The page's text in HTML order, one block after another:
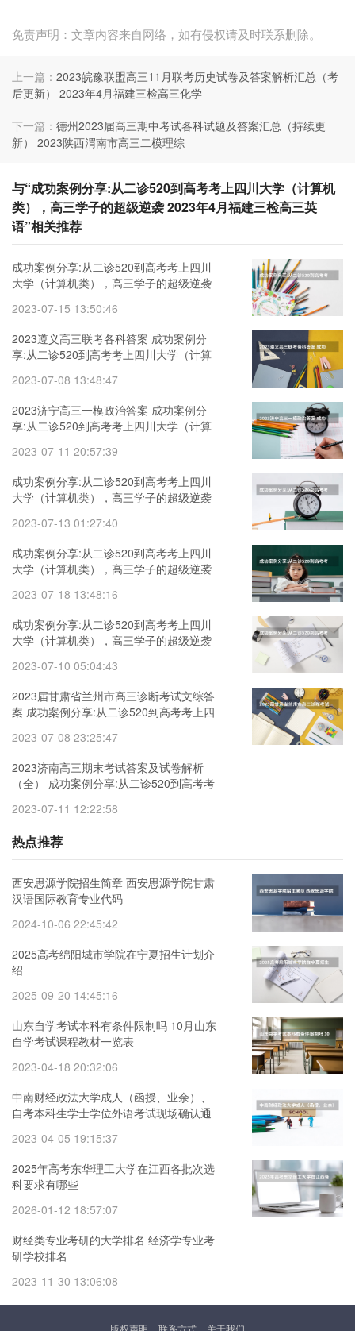
免责声明：文章内容来自网络，如有侵权请及时联系删除。
上一篇： 2023皖豫联盟高三11月联考历史试卷及答案解析汇总（考
后更新） 2023年4月福建三检高三化学
下一篇： 德州2023届高三期中考试各科试题及答案汇总（持续更
新） 2023陕西渭南市高三二模理综
与“成功案例分享:从二诊520到高考考上四川大学（计算机
类），高三学子的超级逆袭 2023年4月福建三检高三英
语”相关推荐
成功案例分享:从二诊520到高考考上四川
大学（计算机类），高三学子的超级逆袭
2023-07-15 13:50:46
2023遵义高三联考各科答案 成功案例分
享:从二诊520到高考考上四川大学（计算
2023-07-08 13:48:47
2023济宁高三一模政治答案 成功案例分
享:从二诊520到高考考上四川大学（计算
2023-07-11 20:57:39
成功案例分享:从二诊520到高考考上四川
大学（计算机类），高三学子的超级逆袭
2023-07-13 01:27:40
成功案例分享:从二诊520到高考考上四川
大学（计算机类），高三学子的超级逆袭
2023-07-18 13:48:16
成功案例分享:从二诊520到高考考上四川
大学（计算机类），高三学子的超级逆袭
物理试题
2023-07-10 05:04:43
2023届甘肃省兰州市高三诊断考试文综答
案 成功案例分享:从二诊520到高考考上四
袭
2023-07-08 23:25:47
2023济南高三期末考试答案及试卷解析
（全） 成功案例分享:从二诊520到高考考
级逆袭
2023-07-11 12:22:58
热点推荐
西安思源学院招生简章 西安思源学院甘肃
汉语国际教育专业代码
2024-10-06 22:45:42
2025高考绵阳城市学院在宁夏招生计划介
绍
2025-09-20 14:45:16
山东自学考试本科有条件限制吗 10月山东
自学考试课程教材一览表
2023-04-18 20:32:06
中南财经政法大学成人（函授、业余）、
自考本科生学士学位外语考试现场确认通
业汇总表
2023-04-05 19:15:37
2025年高考东华理工大学在江西各批次选
科要求有哪些
2026-01-12 18:57:07
财经类专业考研的大学排名 经济学专业考
研学校排名
2023-11-30 13:06:08
版权声明 联系方式 关于我们